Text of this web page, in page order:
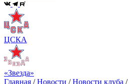
ЦСКА
«Звезда»
Главная /Новости /Новости клуба /